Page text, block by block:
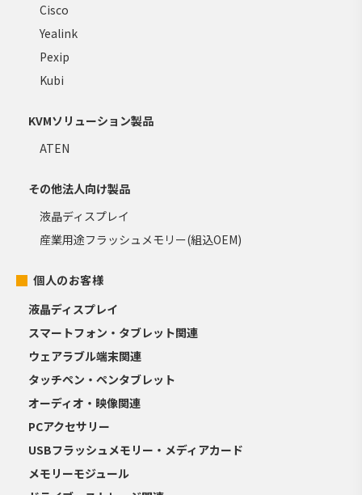
Cisco
Yealink
Pexip
Kubi
KVMソリューション製品
ATEN
その他法人向け製品
液晶ディスプレイ
産業用途フラッシュメモリー(組込OEM)
個人のお客様
液晶ディスプレイ
スマートフォン・タブレット関連
ウェアラブル端末関連
タッチペン・ペンタブレット
オーディオ・映像関連
PCアクセサリー
USBフラッシュメモリー・メディアカード
メモリーモジュール